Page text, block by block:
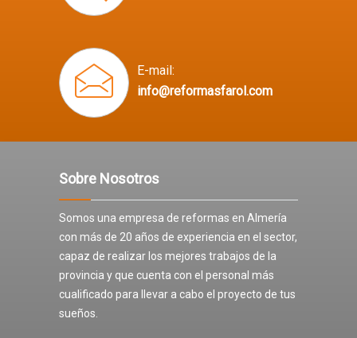
E-mail:
info@reformasfarol.com
Sobre Nosotros
Somos una empresa de reformas en Almería
con más de 20 años de experiencia en el sector,
capaz de realizar los mejores trabajos de la
provincia y que cuenta con el personal más
cualificado para llevar a cabo el proyecto de tus
sueños.